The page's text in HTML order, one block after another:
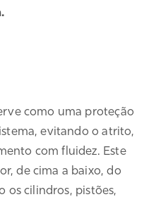
como uma proteção
evitando o atrito,
com fluidez. Este
de cima a baixo, do
os cilindros, pistões,